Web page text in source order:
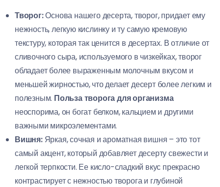
Творог:Основа нашего десерта, творог, придает ему
нежность, легкую кислинку и ту самую кремовую
текстуру, которая так ценится в десертах. В отличие от
сливочного сыра, используемого в чизкейках, творог
обладает более выраженным молочным вкусом и
меньшей жирностью, что делает десерт более легким и
полезным. Польза творога для организма
неоспорима, он богат белком, кальцием и другими
важными микроэлементами.
Вишня:Яркая, сочная и ароматная вишня – это тот
самый акцент, который добавляет десерту свежести и
легкой терпкости. Ее кисло-сладкий вкус прекрасно
контрастирует с нежностью творога и глубиной